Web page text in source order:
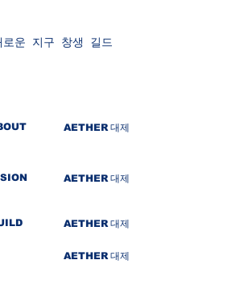
로운 지구 창생 길드
AETHER 대제
AETHER 대제
AETHER 대제
AETHER 대제